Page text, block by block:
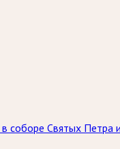
соборе Святых